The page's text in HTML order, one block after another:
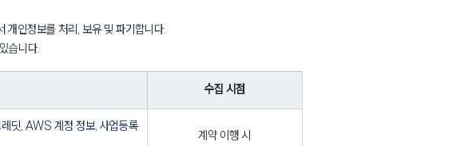
개인정보를 처리, 보유 및 파기합니다.
습니다.
수집 시점
딧, AWS 계정 정보, 사업등록
계약 이행 시